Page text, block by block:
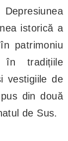
istorică a
patrimoniu
în tradițiile
vestigiile de
din două
de Sus.